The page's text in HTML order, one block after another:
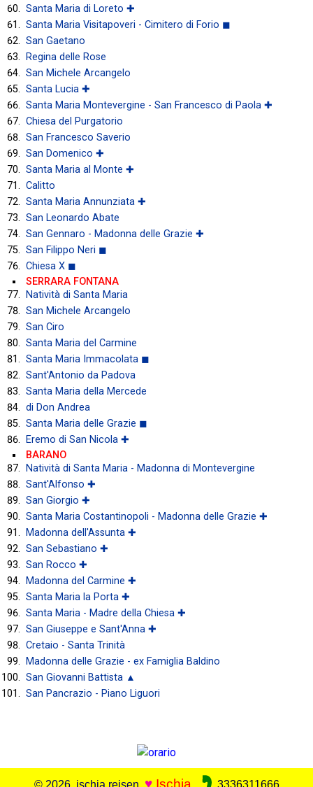
Santa Maria di Loreto ✚
Santa Maria Visitapoveri - Cimitero di Forio ◼
San Gaetano
Regina delle Rose
San Michele Arcangelo
Santa Lucia ✚
Santa Maria Montevergine - San Francesco di Paola ✚
Chiesa del Purgatorio
San Francesco Saverio
San Domenico ✚
Santa Maria al Monte ✚
Calitto
Santa Maria Annunziata ✚
San Leonardo Abate
San Gennaro - Madonna delle Grazie ✚
San Filippo Neri ◼
Chiesa X ◼
SERRARA FONTANA
Natività di Santa Maria
San Michele Arcangelo
San Ciro
Santa Maria del Carmine
Santa Maria Immacolata ◼
Sant'Antonio da Padova
Santa Maria della Mercede
di Don Andrea
Santa Maria delle Grazie ◼
Eremo di San Nicola ✚
BARANO
Natività di Santa Maria - Madonna di Montevergine
Sant'Alfonso ✚
San Giorgio ✚
Santa Maria Costantinopoli - Madonna delle Grazie ✚
Madonna dell'Assunta ✚
San Sebastiano ✚
San Rocco ✚
Madonna del Carmine ✚
Santa Maria la Porta ✚
Santa Maria - Madre della Chiesa ✚
San Giuseppe e Sant'Anna ✚
Cretaio - Santa Trinità
Madonna delle Grazie - ex Famiglia Baldino
San Giovanni Battista ▲
San Pancrazio - Piano Liguori
♥ Ischia